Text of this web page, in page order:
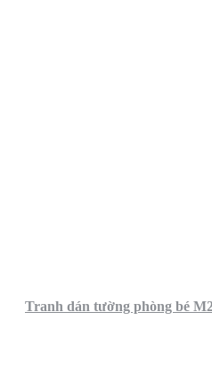
Tranh dán tường phòng bé